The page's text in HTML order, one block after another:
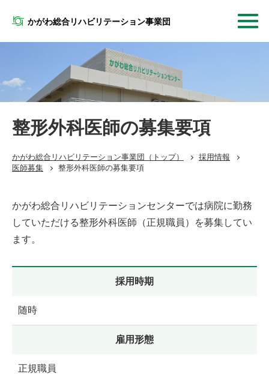
かがわ総合リハビリテーション事業団
整形外科医師の募集要項
かがわ総合リハビリテーション事業団 （トップ）
採用情報
医師募集
整形外科医師の募集要項
かがわ総合リハビリテーションセンターでは病院に勤務
していただける整形外科医師（正規職員）を募集してい
ます。
採用時期
随時
雇用形態
正規職員